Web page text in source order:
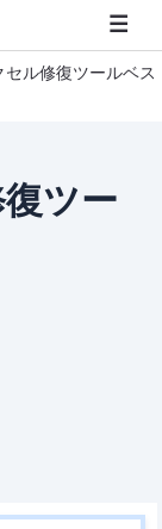
ル修復ツールベス
ツー